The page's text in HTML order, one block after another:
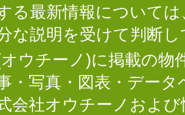
る最新情報について
な説明を受けて判断
ウチーノ)に掲載の物
・写真・図表・デー
会社オウチーノおよ